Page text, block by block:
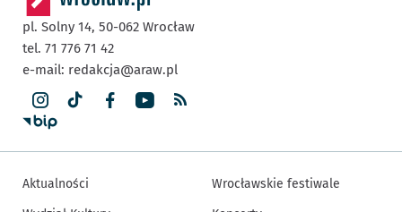
pl. Solny 14, 50-062 Wrocław
tel. 71 776 71 42
e-mail: redakcja@araw.pl
Aktualności
Wrocławskie festiwale